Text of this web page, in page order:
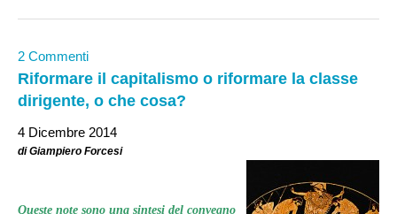
2 Commenti
Riformare il capitalismo o riformare la classe
dirigente, o che cosa?
4 Dicembre 2014
di Giampiero Forcesi
Queste note sono una sintesi del convegno